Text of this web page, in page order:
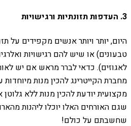
3. העדפות תזונתיות ורגישויות
היום, יותר ויותר אנשים מקפידים על
טבעונים) או שיש להם רגישויות
לאגוזים). כדאי לברר מראש אם יש
מחברת הקייטרינג להכין מנות מיוחדות
מקצועית יודעת להכין מנות ללא גלוטן
שגם האורחים האלו יוכלו ליהנות
שחשבתם על כולם!